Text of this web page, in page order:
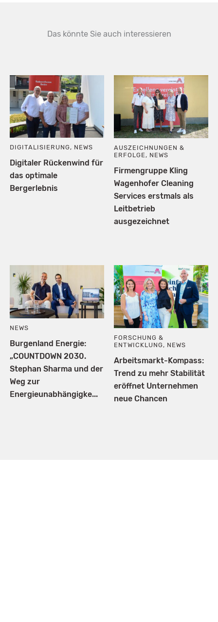
Das könnte Sie auch interessieren
DIGITALISIERUNG, NEWS
Digitaler Rückenwind für
das optimale
Bergerlebnis
AUSZEICHNUNGEN &
ERFOLGE , NEWS
Firmengruppe Kling
Wagenhofer Cleaning
Services erstmals als
Leitbetrieb
ausgezeichnet
NEWS
Burgenland Energie:
„COUNTDOWN 2030.
Stephan Sharma und der
Weg zur
Energieunabhängigke...
FORSCHUNG &
ENTWICKLUNG, NEWS
Arbeitsmarkt-Kompass:
Trend zu mehr Stabilität
eröffnet Unternehmen
neue Chancen